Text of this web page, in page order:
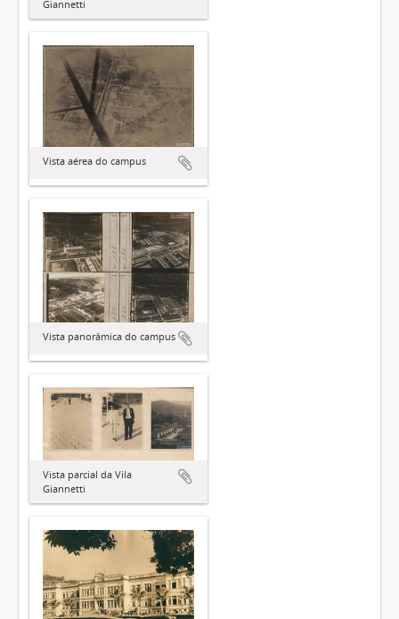
Giannetti
Vista aérea do campus
Vista panorâmica do campus
Vista parcial da Vila
Giannetti